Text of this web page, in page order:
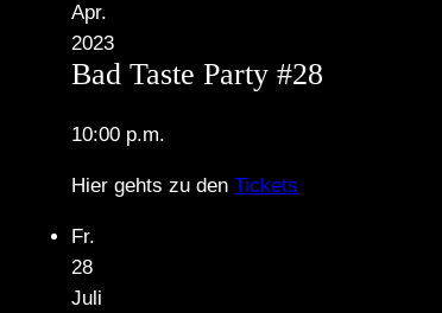
Apr.
2023
Bad Taste Party #28
10:00 p.m.
Hier gehts zu den Tickets
Fr.
28
Juli